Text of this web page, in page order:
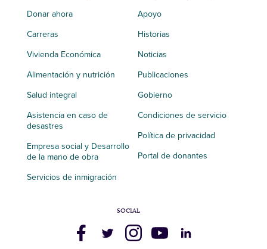
Donar ahora
Carreras
Vivienda Económica
Alimentación y nutrición
Salud integral
Asistencia en caso de
desastres
Empresa social y Desarrollo
de la mano de obra
Servicios de inmigración
Apoyo
Historias
Noticias
Publicaciones
Gobierno
Condiciones de servicio
Política de privacidad
Portal de donantes
SOCIAL